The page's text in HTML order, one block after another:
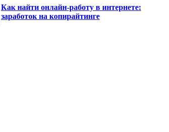
Как найти онлайн-работу в интернете:
заработок на копирайтинге